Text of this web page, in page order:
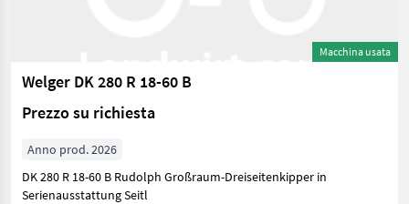
Macchina usata
Welger DK 280 R 18-60 B
Prezzo su richiesta
Anno prod. 2026
DK 280 R 18-60 B Rudolph Großraum-Dreiseitenkipper in
Serienausstattung Seitl